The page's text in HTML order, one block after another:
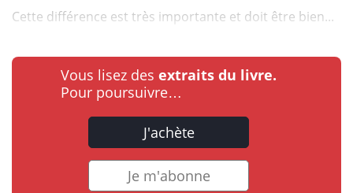
Cette différence est très importante et doit être bien...
Vous lisez des extraits du livre.
Pour poursuivre…
J'achète
Je m'abonne